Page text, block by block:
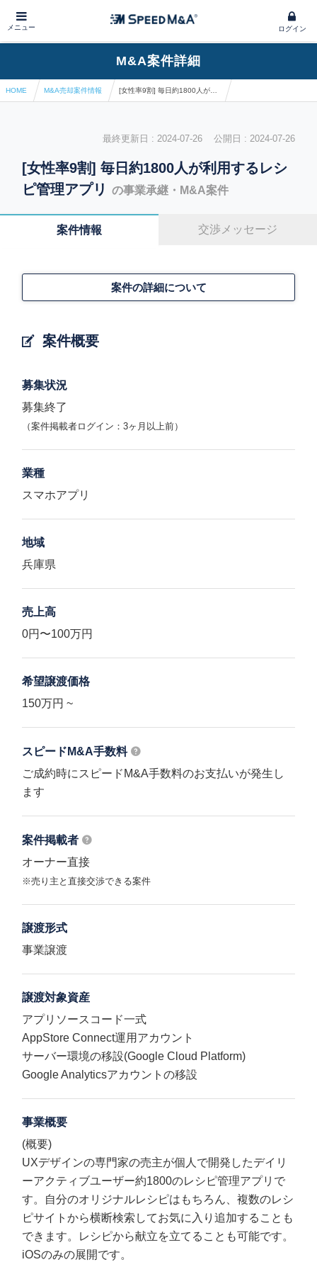
メニュー ログイン
M&A案件詳細
HOME M&A売却案件情報
最終更新日 : 2024-07-26 公開日 : 2024-07-26
[女性率9割] 毎日約1800人が利用するレシ
ピ管理アプリ
の事業承継・M&A案件
案件情報 交渉メッセージ
案件概要
案件の詳細について
募集状況
募集終了
（案件掲載者ログイン：3ヶ月以上前）
業種
スマホアプリ
地域
兵庫県
売上高
0円〜100万円
希望譲渡価格
150万円 ~
スピードM&A手数料
ご成約時にスピードM&A手数料のお支払いが発生し
ます
案件掲載者
オーナー直接
※売り主と直接交渉できる案件
譲渡形式
事業譲渡
譲渡対象資産
アプリソースコード一式
AppStore Connect運用アカウント
サーバー環境の移設(Google Cloud Platform)
Google Analyticsアカウントの移設
事業概要
(概要)
UXデザインの専門家の売主が個人で開発したデイリ
ーアクティブユーザー約1800のレシピ管理アプリで
す。自分のオリジナルレシピはもちろん、複数のレシ
ピサイトから横断検索してお気に入り追加することも
できます。レシピから献立を立てることも可能です。
iOSのみの展開です。